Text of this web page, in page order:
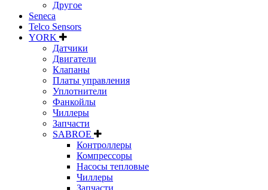
Другое
Seneca
Telco Sensors
YORK
Датчики
Двигатели
Клапаны
Платы управления
Уплотнители
Фанкойлы
Чиллеры
Запчасти
SABROE
Контроллеры
Компрессоры
Насосы тепловые
Чиллеры
Запчасти